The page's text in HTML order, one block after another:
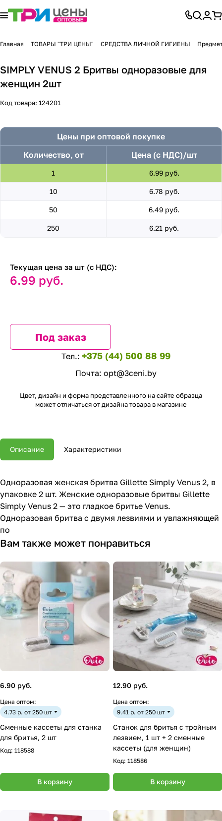
Главная ТОВАРЫ "ТРИ ЦЕНЫ" СРЕДСТВА ЛИЧНОЙ ГИГИЕНЫ
SIMPLY VENUS 2 Бритвы одноразовые для
женщин 2шт
Код товара: 124201
Цены при оптовой покупке
Количество, от
Цена (с НДС)/шт
1 6.99 руб.
10 6.78 руб.
50 6.49 руб.
250 6.21 руб.
Текущая цена за шт (с НДС):
6.99 руб.
Под заказ
Тел.: +375 (44) 500 88 99
Почта: opt@3ceni.by
Цвет, дизайн и форма представленного на сайте образца
может отличаться от дизайна товара в магазине
Описание Характеристики
Одноразовая женская бритва Gillette Simply Venus 2, в
упаковке 2 шт. Женские одноразовые бритвы Gillette
Simply Venus 2 — это гладкое бритье Venus.
Одноразовая бритва с двумя лезвиями и увлажняющей
по
Вам также может понравиться
6.90 руб.
Цена оптом:
4.73 р. от 250 шт
Сменные кассеты для станка
для бритья, 2 шт
Код: 118588
В корзину
12.90 руб.
Цена оптом:
9.41 р. от 250 шт
Станок для бритья с тройным
лезвием, 1 шт + 2 сменные
кассеты (для женщин)
Код: 118586
В корзину